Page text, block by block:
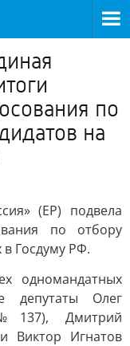
по
на
(ЕР) подвела
по отбору
Госдуму РФ.
одномандатных
депутаты Олег
№137), Дмитрий
Виктор Игнатов